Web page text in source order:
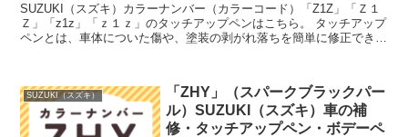
SUZUKI（スズキ）カラーナンバー（カラーコード）「Z1Z」「Ｚ１
Ｚ」「z1z」「ｚ１ｚ」のタッチアップペンはこちら。 タッチアップ
ペンとは、車体についた傷や、塗装の剥がれ落ちを簡単に修正できる
SUZUKI（スズキ）
「ZHY」（スパークブラックパー
ル）SUZUKI（スズキ）車の補
修・タッチアップペン・ボデーペ